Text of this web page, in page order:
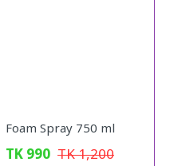
Foam Spray 750 ml
TK 990 TK1,200